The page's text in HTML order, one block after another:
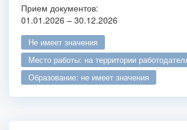
Прием документов:
01.01.2026 – 30.12.2026
не имеет значения
место работы: на территории
образование: не имеет значения